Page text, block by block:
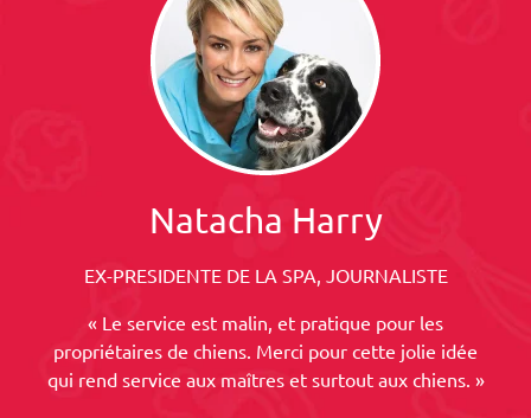
Natacha Harry
EX-PRESIDENTE DE LA SPA, JOURNALISTE
« Le service est malin, et pratique pour les
propriétaires de chiens. Merci pour cette jolie idée
qui rend service aux maîtres et surtout aux chiens. »